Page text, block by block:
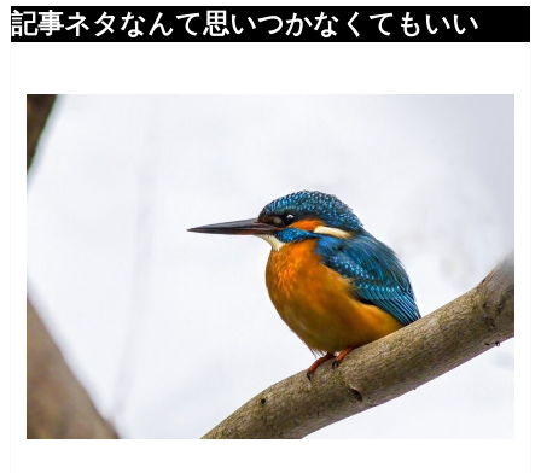
記事ネタなんて思いつかなくてもいい